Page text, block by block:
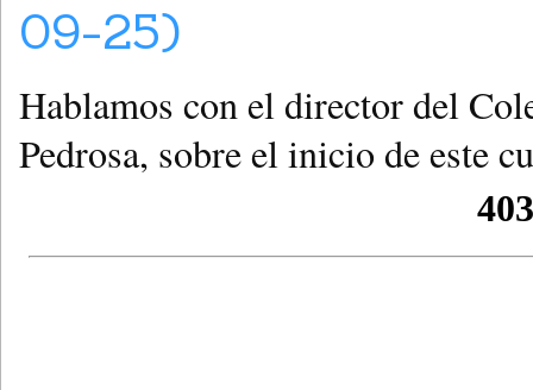
09-25)
Hablamos con el director del
Pedrosa, sobre el inicio de este